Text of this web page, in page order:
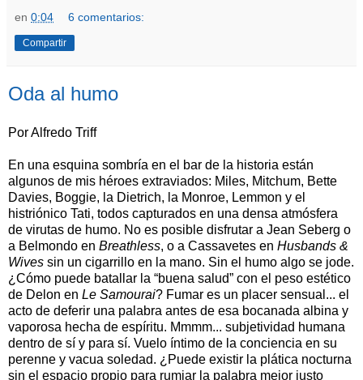
en 0:04 6 comentarios:
Compartir
Oda al humo
Por Alfredo Triff
En una esquina sombría en el bar de la historia están
algunos de mis héroes extraviados: Miles, Mitchum, Bette
Davies, Boggie, la Dietrich, la Monroe, Lemmon y el
histriónico Tati, todos capturados en una densa atmósfera
de virutas de humo. No es posible disfrutar a Jean Seberg o
a Belmondo en Breathless, o a Cassavetes en Husbands &
Wives sin un cigarrillo en la mano. Sin el humo algo se jode.
¿Cómo puede batallar la “buena salud” con el peso estético
de Delon en Le Samourai? Fumar es un placer sensual... el
acto de deferir una palabra antes de esa bocanada albina y
vaporosa hecha de espíritu. Mmmm... subjetividad humana
dentro de sí y para sí. Vuelo íntimo de la conciencia en su
perenne y vacua soledad. ¿Puede existir la plática nocturna
sin el espacio propio para rumiar la palabra mejor justo